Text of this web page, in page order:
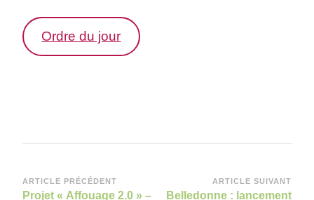
Ordre du jour
Navigation
ARTICLE PRÉCÉDENT
Projet « Affouage 2.0 » –
ARTICLE SUIVANT
Belledonne : lancement